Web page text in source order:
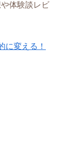
体験談レビ
に変える！